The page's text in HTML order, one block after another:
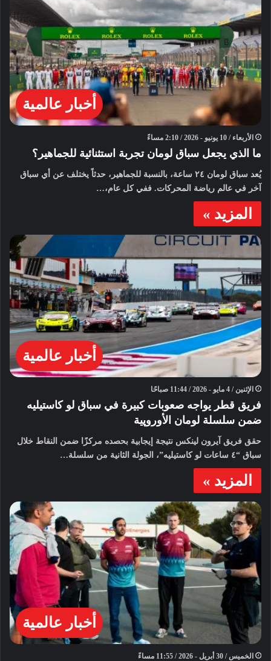
أخبار عالمية
الأربعاء / 10 يونيو - 2026 / 2:10 مساءً
ما الذي يجعل سباق لومان تجربة استثنائية للجماهير؟
يُعد سباق لومان ٢٤ ساعة، بالنسبة للجماهير، حدثاً يختلف عن أي سباق
آخر في عالم رياضة المحركات. ففي كل عام،…
المزيد »
أخبار عالمية
الإثنين / 4 مايو - 2026 / 11:44 صباحًا
فريق قطر يواجه صعوبات كبيرة في سباق لو كاستيليه
ضمن سلسلة لومان الأوروپية
حقق فريق آيرون لينكس نتيجة إيجابية بحصده مركزًا ضمن النقاط خلال
سباق “٤ ساعات لو كاستيليه”، الجولة الثانية من سلسلة…
المزيد »
أخبار عالمية
الخميس / 30 أبريل - 2026 / 11:55 مساءً